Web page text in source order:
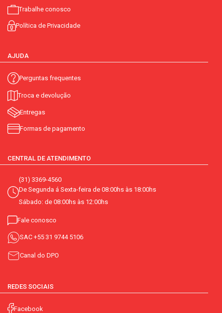
Trabalhe conosco
Política de Privacidade
AJUDA
Perguntas frequentes
Troca e devolução
Entregas
Formas de pagamento
CENTRAL DE ATENDIMENTO
(31) 3369-4560
De Segunda á Sexta-feira de 08:00hs às 18:00hs
Sábado: de 08:00hs às 12:00hs
Fale conosco
SAC +55 31 9744 5106
Canal do DPO
REDES SOCIAIS
Facebook